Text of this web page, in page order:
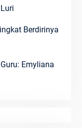
Berdirinya
Emyliana